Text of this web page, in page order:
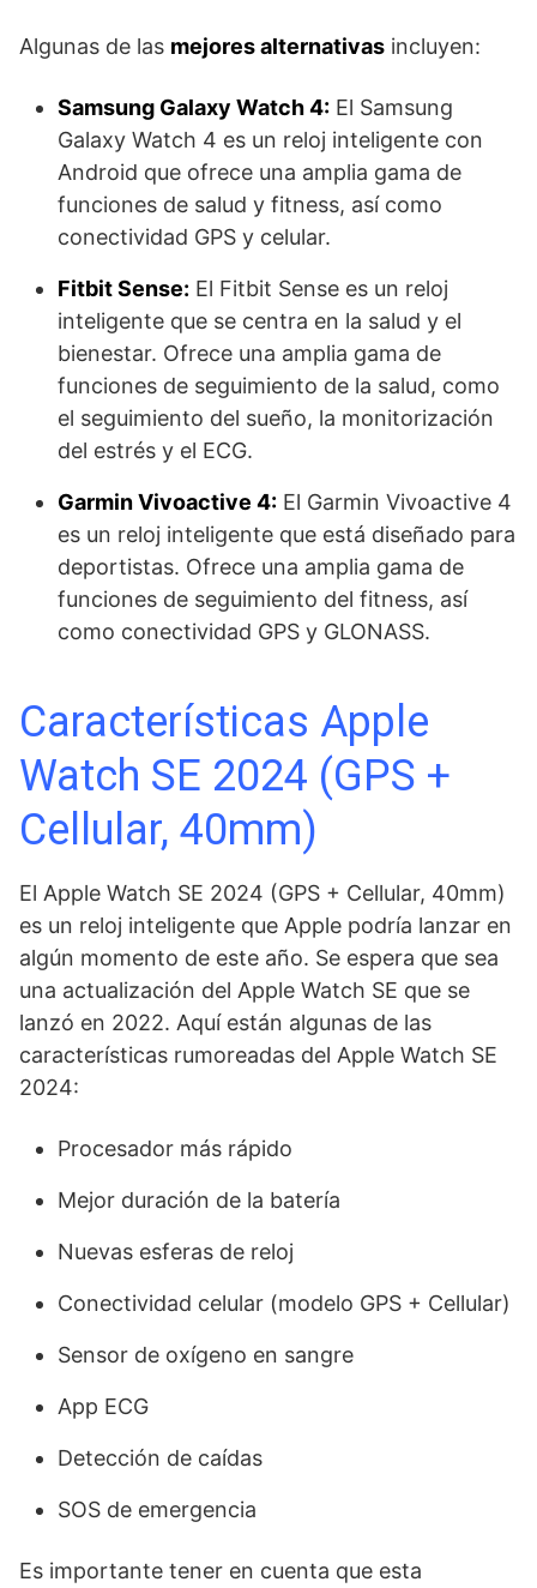
Algunas de las mejores alternativas incluyen:
Samsung Galaxy Watch 4: El Samsung
Galaxy Watch 4 es un reloj inteligente con
Android que ofrece una amplia gama de
funciones de salud y fitness, así como
conectividad GPS y celular.
Fitbit Sense: El Fitbit Sense es un reloj
inteligente que se centra en la salud y el
bienestar. Ofrece una amplia gama de
funciones de seguimiento de la salud, como
el seguimiento del sueño, la monitorización
del estrés y el ECG.
Garmin Vivoactive 4: El Garmin Vivoactive 4
es un reloj inteligente que está diseñado para
deportistas. Ofrece una amplia gama de
funciones de seguimiento del fitness, así
como conectividad GPS y GLONASS.
Características Apple
Watch SE 2024 (GPS +
Cellular, 40mm)
El Apple Watch SE 2024 (GPS + Cellular, 40mm)
es un reloj inteligente que Apple podría lanzar en
algún momento de este año. Se espera que sea
una actualización del Apple Watch SE que se
lanzó en 2022. Aquí están algunas de las
características rumoreadas del Apple Watch SE
2024:
Procesador más rápido
Mejor duración de la batería
Nuevas esferas de reloj
Conectividad celular (modelo GPS + Cellular)
Sensor de oxígeno en sangre
App ECG
Detección de caídas
SOS de emergencia
Es importante tener en cuenta que esta